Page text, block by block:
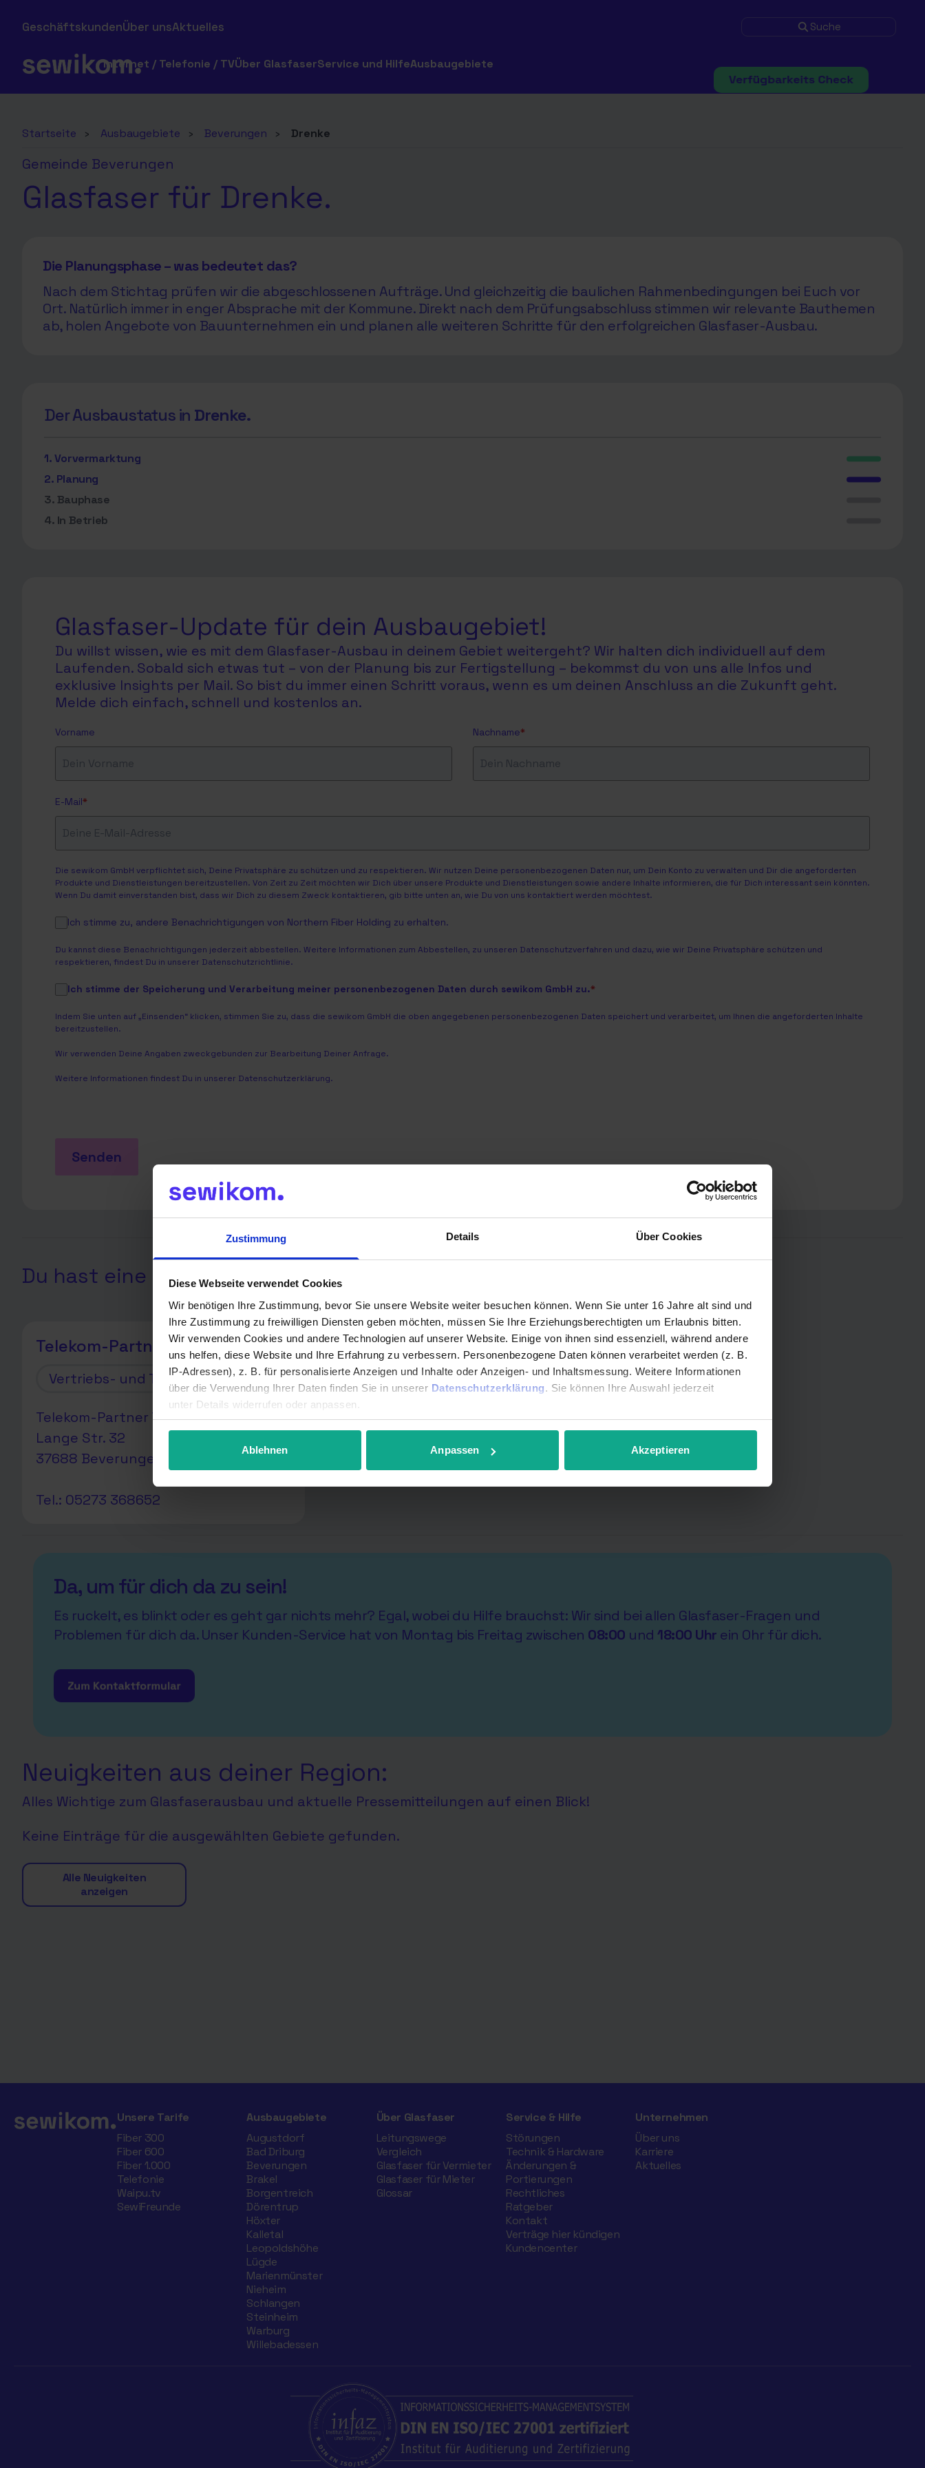
Zustimmung Details Über Cookies
Diese Webseite verwendet Cookies
Wir benötigen Ihre Zustimmung, bevor Sie unsere Website weiter besuchen können. Wenn Sie unter 16 Jahre alt sind und
Ihre Zustimmung zu freiwilligen Diensten geben möchten, müssen Sie Ihre Erziehungsberechtigten um Erlaubnis bitten.
Wir verwenden Cookies und andere Technologien auf unserer Website. Einige von ihnen sind essenziell, während andere
uns helfen, diese Website und Ihre Erfahrung zu verbessern. Personenbezogene Daten können verarbeitet werden (z. B.
IP-Adressen), z. B. für personalisierte Anzeigen und Inhalte oder Anzeigen- und Inhaltsmessung. Weitere Informationen
über die Verwendung Ihrer Daten finden Sie in unserer Datenschutzerklärung. Sie können Ihre Auswahl jederzeit
unter Details widerrufen oder anpassen.
Ablehnen Anpassen Akzeptieren
GeschäftskundenÜber unsAktuelles Suche
Internet / Telefonie / TVÜber GlasfaserService und HilfeAusbaugebiete
Startseite › Ausbaugebiete › Beverungen › Drenke
Gemeinde Beverungen
Glasfaser für Drenke.
Die Planungsphase – was bedeutet das?
Nach dem Stichtag prüfen wir die abgeschlossenen Aufträge. Und gleichzeitig die baulichen Rahmenbedingungen bei Euch vor
Ort. Natürlich immer in enger Absprache mit der Kommune. Direkt nach dem Prüfungsabschluss stimmen wir relevante Bauthemen
ab, holen Angebote von Bauunternehmen ein und planen alle weiteren Schritte für den erfolgreichen Glasfaser-Ausbau.
Der Ausbaustatus in Drenke.
1. Vorvermarktung
2. Planung
3. Bauphase
4. In Betrieb
Glasfaser-Update für dein Ausbaugebiet!
Du willst wissen, wie es mit dem Glasfaser-Ausbau in deinem Gebiet weitergeht? Wir halten dich individuell auf dem
Laufenden. Sobald sich etwas tut – von der Planung bis zur Fertigstellung – bekommst du von uns alle Infos und
exklusive Insights per Mail. So bist du immer einen Schritt voraus, wenn es um deinen Anschluss an die Zukunft geht.
Melde dich einfach, schnell und kostenlos an.
Vorname Nachname*
E-Mail*
Die sewikom GmbH verpflichtet sich, Deine Privatsphäre zu schützen und zu respektieren. Wir nutzen Deine personenbezogenen Daten nur, um Dein Konto zu verwalten und Dir die angeforderten
Produkte und Dienstleistungen bereitzustellen. Von Zeit zu Zeit möchten wir Dich über unsere Produkte und Dienstleistungen sowie andere Inhalte informieren, die für Dich interessant sein könnten.
Wenn Du damit einverstanden bist, dass wir Dich zu diesem Zweck kontaktieren, gib bitte unten an, wie Du von uns kontaktiert werden möchtest.
Ich stimme zu, andere Benachrichtigungen von Northern Fiber Holding zu erhalten.
Du kannst diese Benachrichtigungen jederzeit abbestellen. Weitere Informationen zum Abbestellen, zu unseren Datenschutzverfahren und dazu, wie wir Deine Privatsphäre schützen und
respektieren, findest Du in unserer Datenschutzrichtlinie.
Ich stimme der Speicherung und Verarbeitung meiner personenbezogenen Daten durch sewikom GmbH zu.*
Indem Sie unten auf „Einsenden“ klicken, stimmen Sie zu, dass die sewikom GmbH die oben angegebenen personenbezogenen Daten speichert und verarbeitet, um Ihnen die angeforderten Inhalte
bereitzustellen.
Wir verwenden Deine Angaben zweckgebunden zur Bearbeitung Deiner Anfrage.
Weitere Informationen findest Du in unserer Datenschutzerklärung.
Senden
Du hast eine Frage? Hier sind unsere Ansprechpartner in deiner Region:
Telekom-Partner Telebaumann
Vertriebs- und Technikpartner
Telekom-Partner Telebaumann
Lange Str. 32
37688 Beverungen
Tel.: 05273 368652
Da, um für dich da zu sein!
Es ruckelt, es blinkt oder es geht gar nichts mehr? Egal, wobei du Hilfe brauchst: Wir sind bei allen Glasfaser-Fragen und
Problemen für dich da. Unser Kunden-Service hat von Montag bis Freitag zwischen 08:00 und 18:00 Uhr ein Ohr für dich.
Neuigkeiten aus deiner Region:
Alles Wichtige zum Glasfaserausbau und aktuelle Pressemitteilungen auf einen Blick!
Keine Einträge für die ausgewählten Gebiete gefunden.
Alle Neuigkeiten
anzeigen
Unsere Tarife
Fiber 300
Fiber 600
Fiber 1.000
Telefonie
Waipu.tv
SewiFreunde
Ausbaugebiete
Augustdorf
Bad Driburg
Beverungen
Brakel
Borgentreich
Dörentrup
Höxter
Kalletal
Leopoldshöhe
Lügde
Marienmünster
Nieheim
Schlangen
Steinheim
Warburg
Willebadessen
Über Glasfaser
Leitungswege
Vergleich
Glasfaser für Vermieter
Glasfaser für Mieter
Glossar
Service & Hilfe
Störungen
Technik & Hardware
Änderungen &
Portierungen
Rechtliches
Ratgeber
Kontakt
Verträge hier kündigen
Kundencenter
Unternehmen
Über uns
Karriere
Aktuelles